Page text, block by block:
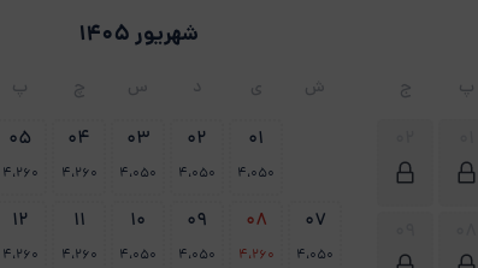
پ ج
شهریور 1405
ش ی د س چ پ
01
4،050
02
4،050
03
4،050
04
4،260
05
4،260
07
4،050
08
4،260
09
4،050
10
4،050
11
4،260
12
4،260